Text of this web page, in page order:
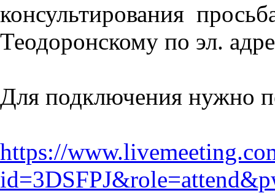
консультирования
Теодоронскому по эл.
Для подключения нужно
https://